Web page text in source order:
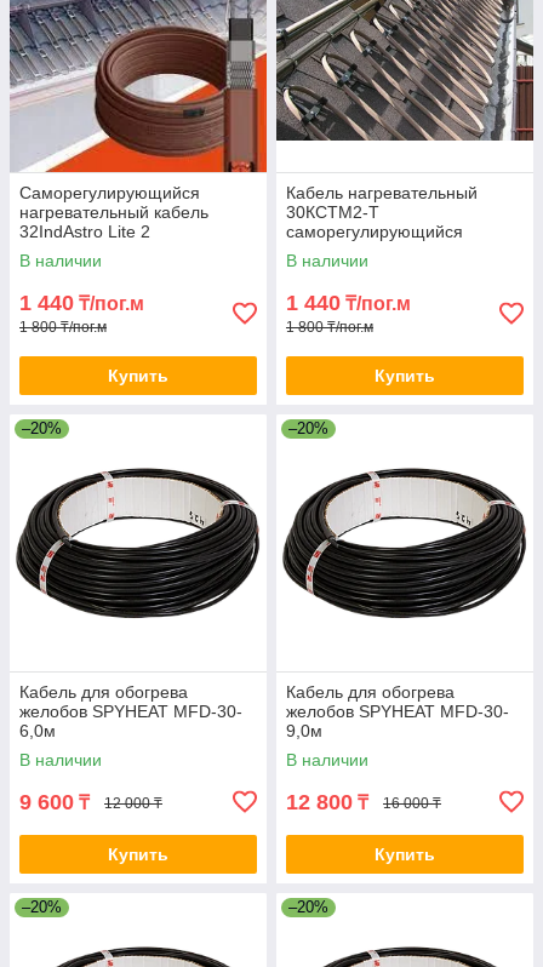
Саморегулирующийся
нагревательный кабель
32IndAstro Lite 2
В наличии
1 440 ₸/пог.м
1 800 ₸/пог.м
Купить
Кабель нагревательный
30КСТМ2-Т
саморегулирующийся
В наличии
1 440 ₸/пог.м
1 800 ₸/пог.м
Купить
–20%
Кабель для обогрева
желобов SPYHEAT MFD-30-
6,0м
В наличии
9 600 ₸ 12 000 ₸
Купить
–20%
Кабель для обогрева
желобов SPYHEAT MFD-30-
9,0м
В наличии
12 800 ₸ 16 000 ₸
Купить
–20% –20%